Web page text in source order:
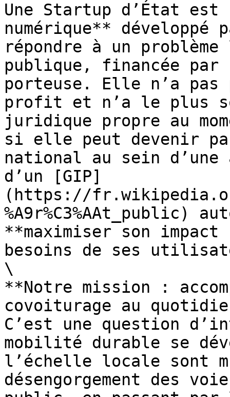
Une Startup d’État
numérique** développé
répondre à un
publique, financée par
porteuse. Elle n’a
profit et n’a le plus
juridique propre au
si elle peut devenir
national au sein
d’un [GIP]
(https://
%A9r%C3%AAt_public)
**maximiser son
besoins de ses
\
**Notre mission :
covoiturage au
C’est une question
mobilité durable se
l’échelle locale sont
désengorgement des